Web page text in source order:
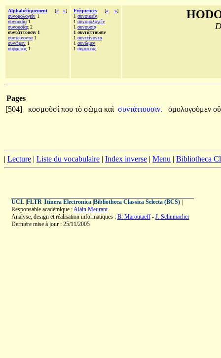
Alphabétiquement [« »]
συνομολογεῖν 1
συνουσίᾳ 1
συνουσίας 2
συντάττουσιν 1
συντείνοντα 1
συνῶμεν 1
συρφετὸς 1
Fréquences [« »]
1 συνοικεῖν
1 συνομολογεῖν
1 συνουσίᾳ
1 συντάττουσιν
1 συντείνοντα
1 συνῶμεν
1 συρφετὸς
Pages
[504]
κοσμοῦσί που τὸ σῶμα καὶ συντάττουσιν. ὁμολογοῦμεν
| Lecture | Liste du vocabulaire | Index inverse | Menu | Bibliotheca
UCL| FLTR| Itinera Electronica| Bibliotheca Classica Selecta (BCS)|
Responsable académique :Alain Meurant
Analyse, design et réalisation informatiques : B. Maroutaeff- J. Schumacher
Dernière mise à jour : 25/11/2005